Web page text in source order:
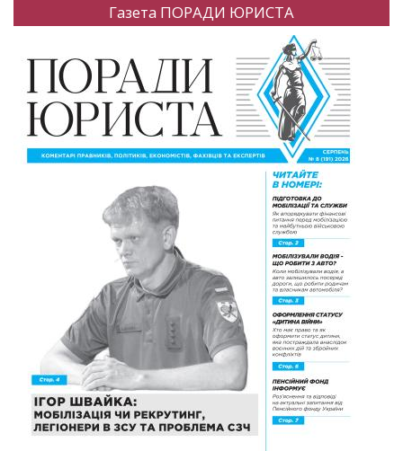
Газета ПОРАДИ ЮРИСТА